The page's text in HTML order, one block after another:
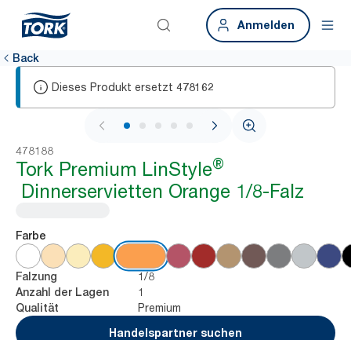
Anmelden
Back
Dieses Produkt ersetzt 478162
1 / 6
478188
Tork Premium LinStyle®
Dinnerservietten Orange 1/8-Falz
Farbe
Falzung 1/8
Anzahl der Lagen 1
Qualität
Premium
Handelspartner suchen